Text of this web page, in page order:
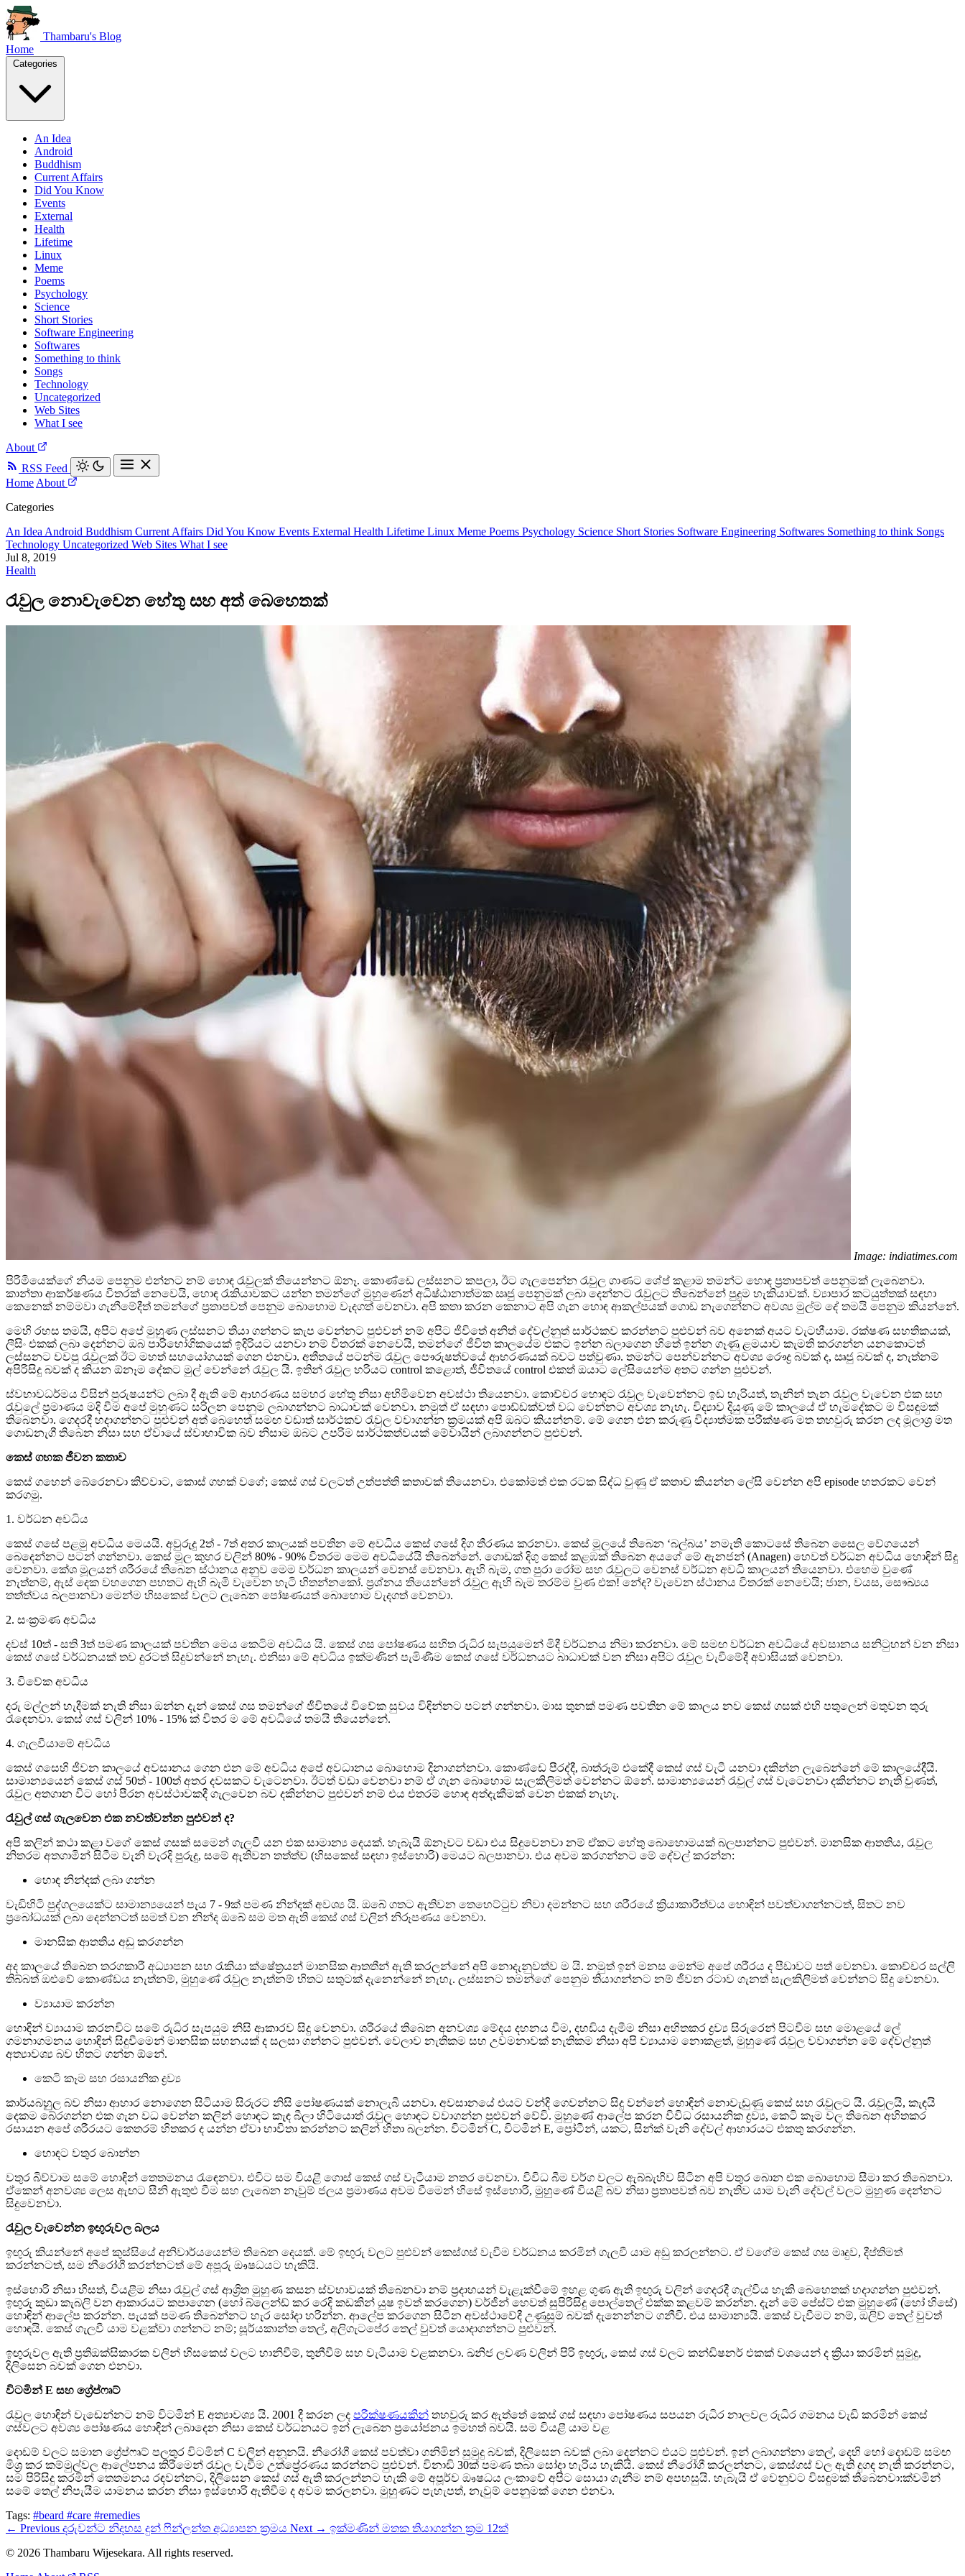
Thambaru's Blog
Home
An Idea
Android
Buddhism
Current Affairs
Did You Know
Events
External
Health
Lifetime
Linux
Meme
Poems
Psychology
Science
Short Stories
Software Engineering
Softwares
Something to think
Songs
Technology
Uncategorized
Web Sites
What I see
About
RSS Feed
Home About
Categories
An Idea Android Buddhism Current Affairs Did You Know Events External Health Lifetime Linux Meme Poems Psychology Science Short Stories Software Engineering Softwares Something to think Songs
Technology Uncategorized Web Sites What I see
Jul 8, 2019
Health
රැවුල නොවැවෙන හේතු සහ අත් බෙහෙතක්
Image: indiatimes.com
පිරිමියෙක්ගේ නියම පෙනුම එන්නට නම් හොඳ රැවුලක් තියෙන්නට ඕනෑ. කොණ්ඩෙ ලස්සනට කපලා, ඊට ගැලපෙන්න රැවුල ගාණට ශේප් කළාම තමන්ට හොඳ ප්‍රතාපවත් පෙනුමක් ලැබෙනවා.
කාන්තා ආකර්ෂණය විතරක් නෙවෙයි, හොඳ රැකියාවකට යන්න තමන්ගේ මුහුණෙන් අධිෂ්ඨානාත්මක ඍජු පෙනුමක් ලබා දෙන්නට රැවුලට තිබෙන්නේ පුදුම හැකියාවක්. ව්‍යාපාර කටයුත්තක් සඳහා
කෙනෙක් නම්මවා ගැනීමේදීත් තමන්ගේ ප්‍රතාපවත් පෙනුම බොහොම වැදගත් වෙනවා. අපි කතා කරන කෙනාට අපි ගැන හොඳ ආකල්පයක් ගොඩ නැගෙන්නට අවශ්‍ය මුල්ම දේ තමයි පෙනුම කියන්නේ.
මෙහි රහස තමයි, අපිට අපේ මුහුණ ලස්සනට තියා ගන්නට කැප වෙන්නට පුළුවන් නම් අපිට ජීවිතේ අනිත් දේවල්නුත් සාර්ථකව කරන්නට පුළුවන් බව අනෙක් අයට වැටහීයාම. රක්ෂණ සහතිකයක්,
ලීසිං එකක් ලබා දෙන්නට ඔබ පාරිභෝගිකයෙක් ඉදිරියට යනවා නම් විතරක් නෙවෙයි, තමන්ගේ ජීවිත කාලයේම එකට ඉන්න බලාගෙන හිතේ ඉන්න ගෑණු ළමයාව කැමති කරගන්න යනකොටත්
ලස්සනට වවපු රැවුලක් ඊට මහත් සහයෝගයක් ගෙන එනවා. අතීතයේ පටන්ම රැවුල පෞරුෂත්වයේ ආභරණයක් බවට පත්වුණා. තමන්ට පෙන්වන්නට අවශ්‍ය රෞද්‍ර බවක් ද, ඍජු බවක් ද, නැත්නම්
අපිරිසිදු බවක් ද කියන ඕනෑම දේකට මුල් වෙන්නේ රැවුල යි. ඉතින් රැවුල හරියට control කළොත්, ජීවිතයේ control එකත් ඔයාට ලේසියෙන්ම අතට ගන්න පුළුවන්.
ස්වභාවධර්මය විසින් පුරුෂයන්ට ලබා දී ඇති මේ ආභරණය සමහර හේතු නිසා අහිමිවෙන අවස්ථා තියෙනවා. කොච්චර හොඳට රැවුල වැවෙන්නට ඉඩ හැරියත්, තැනින් තැන රැවුල වැවෙන එක සහ
රැවුලේ ප්‍රමාණය මදි වීම අපේ මුහුණට සරිලන පෙනුම ලබාගන්නට බාධාවක් වෙනවා. නමුත් ඒ සඳහා පොඩ්ඩක්වත් වධ වෙන්නට අවශ්‍ය නැහැ. විද්‍යාව දියුණු මේ කාලයේ ඒ හැමදේකට ම විසඳුමක්
තිබෙනවා. ගෙදරදී හදාගන්නට පුළුවන් අත් බෙහෙත් සමඟ වඩාත් සාර්ථකව රැවුල වවාගන්න ක්‍රමයක් අපි ඔබට කියන්නම්. මේ ගෙන එන කරුණු විද්‍යාත්මක පරීක්ෂණ මත තහවුරු කරන ලද මූලාශ්‍ර මත
ගොඩනැගී තිබෙන නිසා සහ ඒවායේ ස්වාභාවික බව නිසාම ඔබට උපරිම සාර්ථකත්වයක් මේවායින් ලබාගන්නට පුළුවන්.
කෙස් ගහක ජීවන කතාව
කෙස් ගහෙන් බේරෙනවා කිව්වාට, කොස් ගහක් වගේ; කෙස් ගස් වලටත් උත්පත්ති කතාවක් තියෙනවා. එකෝමත් එක රටක සිද්ධ වුණු ඒ කතාව කියන්න ලේසි වෙන්න අපි episode හතරකට වෙන්
කරගමු.
1. වර්ධන අවධිය
කෙස් ගසේ පළමු අවධිය මෙයයි. අවුරුදු 2ත් - 7ත් අතර කාලයක් පවතින මේ අවධිය කෙස් ගසේ දිග තීරණය කරනවා. කෙස් මූලයේ තිබෙන ‘බල්බය’ නමැති කොටසේ තිබෙන සෛල වේගයෙන්
බෙදෙන්නට පටන් ගන්නවා. කෙස් මූල කුහර වලින් 80% - 90% විතරම මෙම අවධියේයි තිබෙන්නේ. ගොඩක් දිගු කෙස් කළඹක් තිබෙන අයගේ මේ ඇනජන් (Anagen) හෙවත් වර්ධන අවධිය හොඳින් සිදු
වෙනවා. කේශ මූලයන් ‍ශරීරයේ තිබෙන ස්ථානය අනුව මෙම වර්ධන කාලයන් වෙනස් වෙනවා. ඇහි බැම, ගත පුරා රෝම සහ රැවුලට වෙනස් වර්ධන අවධි කාලයන් තියෙනවා. එහෙම වුණේ
නැත්නම්, ඇස් දෙක වහගෙන පහතට ඇහි බැමි වැවෙන හැටි හිතන්නකෝ. ප්‍රශ්නය තියෙන්නේ රැවුල ඇහි බැම තරම්ම වුණ එක! නේද? වැවෙන ස්ථානය විතරක් නෙවෙයි; ජාන, වයස, සෞඛ්‍යය
තත්ත්වය බලපානවා මෙන්ම හිසකෙස් වලට ලැබෙන පෝෂණයත් බොහොම වැදගත් වෙනවා.
2. සංක්‍රමණ අවධිය
දවස් 10ත් - සති 3ත් පමණ කාලයක් පවතින මෙය කෙටිම අවධිය යි. කෙස් ගස පෝෂණය සහිත රුධිර සැපයුමෙන් මිදී වර්ධනය නිමා කරනවා. මේ සමඟ වර්ධන අවධියේ අවසානය සනිටුහන් වන නිසා
කෙස් ගසේ වර්ධනයක් තව දුරටත් සිදුවන්නේ නැහැ. එනිසා මේ අවධිය ඉක්මණින් පැමිණීම කෙස් ගසේ වර්ධනයට බාධාවක් වන නිසා අපිට රැවුල වැවීමේදී අවාසියක් වෙනවා.
3. විවේක අවධිය
දරු මල්ලන් හැදීමක් නැති නිසා ඔන්න දැන් කෙස් ගස තමන්ගේ ජීවිතයේ විවේක සුවය විඳින්නට පටන් ගන්නවා. මාස තුනක් පමණ පවතින මේ කාලය නව කෙස් ගසක් එහි පතුලෙන් මතුවන තුරු
රැ‍ඳ‌ෙනවා. කෙස් ගස් වලින් 10% - 15% ක් විතර ම මේ අවධියේ තමයි තියෙන්නේ.
4. ගැලවීයාමේ අවධිය
කෙස් ගසෙහි ජීවන කාලයේ අවසානය ගෙන එන මේ අවධිය අපේ අවධානය බොහොම දිනාගන්නවා. කොණ්ඩෙ පීරද්දී, බාත්රූම් එකේදී කෙස් ගස් වැටී යනවා දකින්න ලැබෙන්නේ මේ කාලයේදීයි.
සාමාන්‍යයෙන් කෙස් ගස් 50ත් - 100ත් අතර දවසකට වැටෙනවා. ඊටත් වඩා වෙනවා නම් ඒ ගැන බොහොම සැලකිලිමත් වෙන්නට ඕනේ. සාමාන්‍යයෙන් රැවුල් ගස් වැටෙනවා දකින්නට නැති වුණත්,
රැවුල අතගාන විට හෝ පීරන අවස්ථාවකදී ගැලවෙන බව දකින්නට පුළුවන් නම් එය එතරම් හොඳ අත්දැකීමක් වෙන එකක් නැහැ.
රැවුල් ගස් ගැලවෙන එක නවත්වන්න පුළුවන් ද?
අපි කලින් කථා කළා වගේ කෙස් ගසක් සමෙන් ගැලවී යන එක සාමාන්‍ය දෙයක්. හැබැයි ඕනෑවට වඩා එය සිදුවෙනවා නම් ඒකට හේතු බොහොමයක් බලපාන්නට පුළුවන්. මානසික ආතතිය, රැවුල
නිතරම අතගාමින් සිටීම වැනි වැරදි පුරුදු, සමේ ඇතිවන තත්ත්ව (හිසකෙස් සඳහා ඉස්හොරි) මෙයට බලපානවා. එය අවම කරගන්නට මේ දේවල් කරන්න:
හොඳ නින්දක් ලබා ගන්න
වැඩිහිටි පුද්ගලයෙක්ට සාමාන්‍යයෙන් පැය 7 - 9ක් පමණ නින්දක් අවශ්‍ය යි. ඔබේ ගතට ඇතිවන තෙහෙට්ටුව නිවා දමන්නට සහ ශරීරයේ ක්‍රියාකාරීත්වය හොඳින් පවත්වාගන්නටත්, සිතට නව
ප්‍රබෝධයක් ලබා දෙන්නටත් සමත් වන නින්ද ඔබේ සම මත ඇති කෙස් ගස් වලින් නිරූපණය වෙනවා.
මානසික ආතතිය අඩු කරගන්න
අද කාලයේ තිබෙන තරගකාරී අධ්‍යාපන සහ රැකියා ‍ක්ෂේත්‍රයන් මානසික ආතතීන් ඇති කරලන්නේ අපි ‍නොදැනුවත්ව ම යි. නමුත් ඉන් මනස මෙන්ම අපේ ශරීරය ද පීඩාවට පත් වෙනවා. කොච්චර සල්ලි
තිබ්බත් ඔළුවේ කොණ්ඩය නැත්නම්, මුහුණේ රැවුල නැත්නම් හිතට සතුටක් දැනෙන්නේ නැහැ. ලස්සනට තමන්ගේ පෙනුම තියාගන්නට නම් ජීවන රටාව ගැනත් සැලකිලිමත් වෙන්නට සිදු වෙනවා.
ව්‍යායාම කරන්න
හොඳින් ව්‍යායාම කරනවිට සමේ රුධිර සැපයුම නිසි ආකාරව සිදු වෙනවා. ශරීරයේ තිබෙන අනවශ්‍ය මේදය දහනය වීම, දහඩිය දැමීම නිසා අහිතකර ද්‍රව්‍ය සිරුරෙන් පිටවීම සහ මොළයේ ලේ
ගමනාගමනය හොඳින් සිදුවීමෙන් මානසික සහනයක් ද සලසා ගන්නට පුළුවන්. වෙලාව නැතිකම සහ උවමනාවක් නැතිකම නිසා අපි ව්‍යායාම නොකළත්, මුහුණේ රැවුල වවාගන්න මේ දේවල්නුත්
අත්‍යාවශ්‍ය බව හිතට ගන්න ඕනේ.
කෙටි කෑම සහ රසායනික ද්‍රව්‍ය
කාර්යබහුුල බව නිසා ආහාර නොගෙන සිටියාම සිරුරට නිසි පෝෂණයක් නොලැබී යනවා. අවසානයේ එයට වන්දි ගෙවන්නට සිදු වන්නේ හොඳින් නොවැඩුණු කෙස් සහ රැවුලට යි. රැවුලයි, කැඳයි
දෙකම බේරගන්න එක ගැන වධ වෙන්න කලින් හොඳට කැඳ බීලා හිටියොත් රැවුල හොඳට වවාගන්න පුළුවන් වේවි. මුහුණේ ආලේප කරන විවිධ රසායනික ද්‍රව්‍ය, කෙටි කෑම වල තිබෙන අහිතකර
රසායන අපේ ශරීරයට කෙතරම් හිතකර ද යන්න ඒවා භාවිතා කරන්නට කලින් හිතා බලන්න. විටමින් C, විටමින් E, ප්‍රෝටීන්, යකට, සින්ක් වැනි දේවල් ආහාරයට එකතු කරගන්න.
හොඳට වතුර බොන්න
වතුර බිව්වාම සමේ හොඳින් තෙතමනය රැ‍ඳ‌ෙනවා. එවිට සම වියළී ගොස් කෙස් ගස් වැටීයාම නතර වෙනවා. විවිධ බීම වර්ග වලට ඇබ්බැහිව සිටින අපි වතුර බොන එක බොහොම සීමා කර තිබෙනවා.
ඒකෙන් අනවශ්‍ය ලෙස ඇඟට සීනි ඇතුළු වීම සහ ලැබෙන නැවුම් ජලය ප්‍රමාණය අවම වීමෙන් හිසේ ඉස්හොරි, මුහුණේ වියළි බව නිසා ප්‍රතාපවත් බව නැතිව යාම වැනි දේවල් වලට මුහුණ දෙන්නට
සිදුවෙනවා.
රැවුල වැවෙන්න ඉඟුරුවල බලය
ඉඟුරු කියන්නේ අපේ කුස්සියේ අනිවාර්යයෙන්ම තිබෙන දෙයක්. මේ ඉඟුරු වලට පුළුවන් කෙස්ගස් වැවීම වර්ධනය කරමින් ගැලවී යාම අඩු කරලන්නට. ඒ වගේම කෙස් ගස මෘදුව, දීප්තිමත්
කරන්නටත්, සම නීරෝගී කරන්නටත් මේ අපූරු ඖෂධයට හැකියි.
ඉස්හොරි නිසා හිසත්, වියළීම නිසා රැවුල් ගස් ආශ්‍රිත මුහුණ කසන ස්වභාවයක් තිබෙනවා නම් ප්‍රදාහයන් වැළැක්වීමේ ඉහළ ගුණ ඇති ඉඟුරු වලින් ගෙදරදී ගැල්විය හැකි බෙහෙතක් හදාගන්න පුළුවන්.
ඉඟුරු කුඩා කැබලි වන ආකාරයට කපාගෙන (හෝ බ්ලෙන්ඩ් කර රෙදි කඩකින් යුෂ ඉවත් කරගෙන) වර්ජින් හෙවත් සුපිරිසිදු පොල්තෙල් එක්ක කළවම් කරන්න. දැන් මේ පේස්ට් එක මුහුණේ (හෝ හිසේ)
හොඳින් ආලේප කරන්න. පැයක් පමණ තිබෙන්නට හැර සෝදා හරින්න. ආලේප කරගෙන සිටින අවස්ථාවේදී උණුසුම් බවක් දැනෙන්නට ගනීවි. එය සාමාන්‍යයි. කෙස් වැවීමට නම්, ඔලිව් තෙල් වුවත්
හොඳයි. කෙස් ගැලවී යාම වළක්වා ගන්නට නම්; සූර්යකාන්ත තෙල්, අලිගැටපේර තෙල් වුවත් යොදාගන්නට පුළුවන්.
ඉඟුරුවල ඇති ප්‍රතිඔක්සිකාරක වලින් හිසකෙස් වලට හානිවීම්, තුනීවීම් සහ වැටීයාම වළකනවා. ඛනිජ ලවණ වලින් පිරි ඉඟුරු, කෙස් ගස් වලට කන්ඩිෂනර් එකක් වශයෙන් ද ක්‍රියා කරමින් සුමුදු,
දිලිසෙන බවක් ගෙන එනවා.
විටමින් E සහ ග්‍රේප්ෆෘට්
රැවුල හොඳින් වැඩෙන්නට නම් විටමින් E අත්‍යාවශ්‍ය යි. 2001 දී කරන ලද පරීක්ෂණයකින් තහවුරු කර ඇත්තේ කෙස් ගස් සඳහා පෝෂණය සපයන රුධිර නාලවල රුධිර ගමනය වැඩි කරමින් කෙස්
ගස්වලට අවශ්‍ය පෝෂණය හොඳින් ලබාදෙන නිසා කෙස් වර්ධනයට ඉන් ලැබෙන ප්‍රයෝජනය ඉමහත් බවයි. සම වියළී යාම වළ
දොඩම් වලට සමාන ග්‍රේප්ෆෘට් පලතුර විටමින් C වලින් අනූනයි. නීරෝගී කෙස් පවත්වා ගනිමින් සුමුදු බවක්, දිලිසෙන බවක් ලබා දෙන්නට එයට පුළුවන්. ඉන් ලබාගන්නා තෙල්, දෙහි හෝ දොඩම් සමඟ
මිශ්‍ර කර කම්මුල්වල ආලේපනය කිරීමෙන් රැවුල වැවීම උත්ප්‍රේරණය කරන්නට පුළුවන්. විනාඩි 30ක් පමණ තබා සෝදා හැරිය හැකියි. කෙස් නීරෝගී කරලන්නට, කෙස්ගස් වල ඇති දුගඳ නැති කරන්නට,
සම පිරිසිදු කරමින් තෙතමනය රඳවන්නට, දිලිසෙන කෙස් ගස් ඇති කරලන්නට හැකි මේ අපූර්ව ඖෂධය ලංකාවේ අපිට සොයා ගැනීම නම් අපහසුයි. හැබැයි ඒ වෙනුවට විසඳුමක් තිබෙනවා:ක්වමින්
සමේ තෙල් නිපැයීම යාමනය කරන නිසා ඉස්හොරි ඇතිවීම ද අවම කරලනවා. මුහුණට පැහැපත්, නැවුම් පෙනුමක් ගෙන එනවා.
Tags: #beard #care #remedies
← Previous දරුවන්ට නිදහස දුන් ෆින්ලන්ත අධ්‍යාපන ක්‍රමය Next → ඉක්මණින් මතක තියාගන්න ක්‍රම 12ක්
© 2026 Thambaru Wijesekara. All rights reserved.